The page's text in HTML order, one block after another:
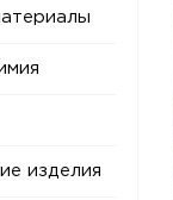
изделия